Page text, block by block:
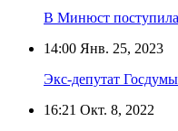
В Минюст поступила
14:00 Янв. 25, 2023
Экс-депутат
16:21 Окт. 8, 2022